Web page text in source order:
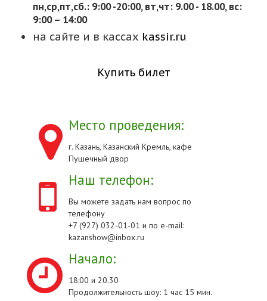
пн,cр,пт,сб.: 9:00 -20:00, вт,чт: 9.00 - 18.00, вс:
9:00 – 14:00
на сайте и в кассах kassir.ru
Купить билет
Место проведения:
г. Казань, Казанский Кремль, кафе
Пушечный двор
Наш телефон:
Вы можете задать нам вопрос по
телефону
+7 (927) 032-01-01 и по e-mail:
kazanshow@inbox.ru
Начало:
18:00 и 20.30
Продолжительность шоу: 1 час 15 мин.